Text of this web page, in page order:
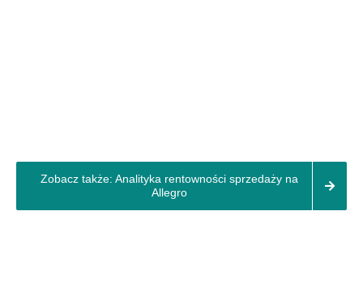
Zobacz także: Analityka rentowności sprzedaży na
Allegro